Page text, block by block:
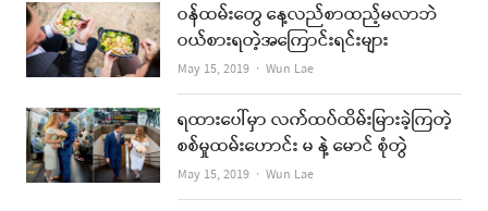
ဝန်ထမ်းတွေ နေ့လည်စာထည့်မလာဘဲ
ဝယ်စားရတဲ့အကြောင်းရင်းများ
May 15, 2019 Author
Wun Lae
ရထားပေါ်မှာ လက်ထပ်ထိမ်းမြားခဲ့ကြတဲ့
စစ်မှုထမ်းဟောင်း မ နဲ့ မောင် စုံတွဲ
May 15, 2019 Author
Wun Lae